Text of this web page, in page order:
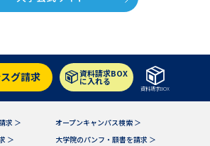
グ請求 資料請求BOX
に入れる
資料請求BOX
求 ＞
オープンキャンパス検索 ＞
＞
大学院のパンフ・願書を請求 ＞